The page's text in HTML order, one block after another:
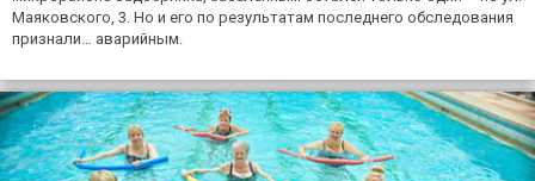
Маяковского, 3. Но и его по результатам последнего обследования
признали… аварийным.